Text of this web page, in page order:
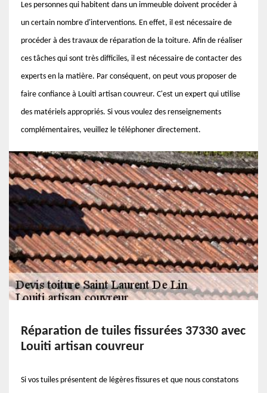
Les personnes qui habitent dans un immeuble doivent procéder à
un certain nombre d'interventions. En effet, il est nécessaire de
procéder à des travaux de réparation de la toiture. Afin de réaliser
ces tâches qui sont très difficiles, il est nécessaire de contacter des
experts en la matière. Par conséquent, on peut vous proposer de
faire confiance à Louiti artisan couvreur. C'est un expert qui utilise
des matériels appropriés. Si vous voulez des renseignements
complémentaires, veuillez le téléphoner directement.
Réparation de tuiles fissurées 37330 avec
Louiti artisan couvreur
Si vos tuiles présentent de légères fissures et que nous constatons